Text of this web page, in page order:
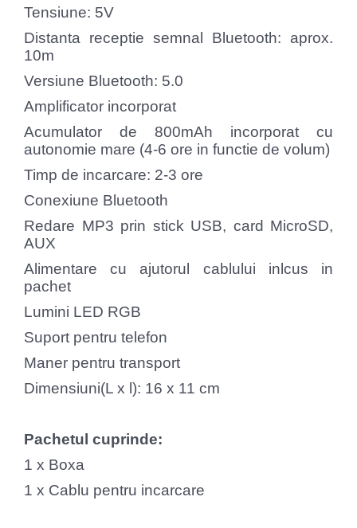
Tensiune: 5V
Distanta receptie semnal Bluetooth: aprox.
10m
Versiune Bluetooth: 5.0
Amplificator incorporat
Acumulator de 800mAh incorporat cu
autonomie mare (4-6 ore in functie de volum)
Timp de incarcare: 2-3 ore
Conexiune Bluetooth
Redare MP3 prin stick USB, card MicroSD,
AUX
Alimentare cu ajutorul cablului inlcus in
pachet
Lumini LED RGB
Suport pentru telefon
Maner pentru transport
Dimensiuni(L x l): 16 x 11 cm
Pachetul cuprinde:
1 x Boxa
1 x Cablu pentru incarcare